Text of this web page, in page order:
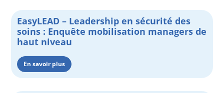
EasyLEAD – Leadership en sécurité des
soins : Enquête mobilisation managers de
haut niveau
En savoir plus